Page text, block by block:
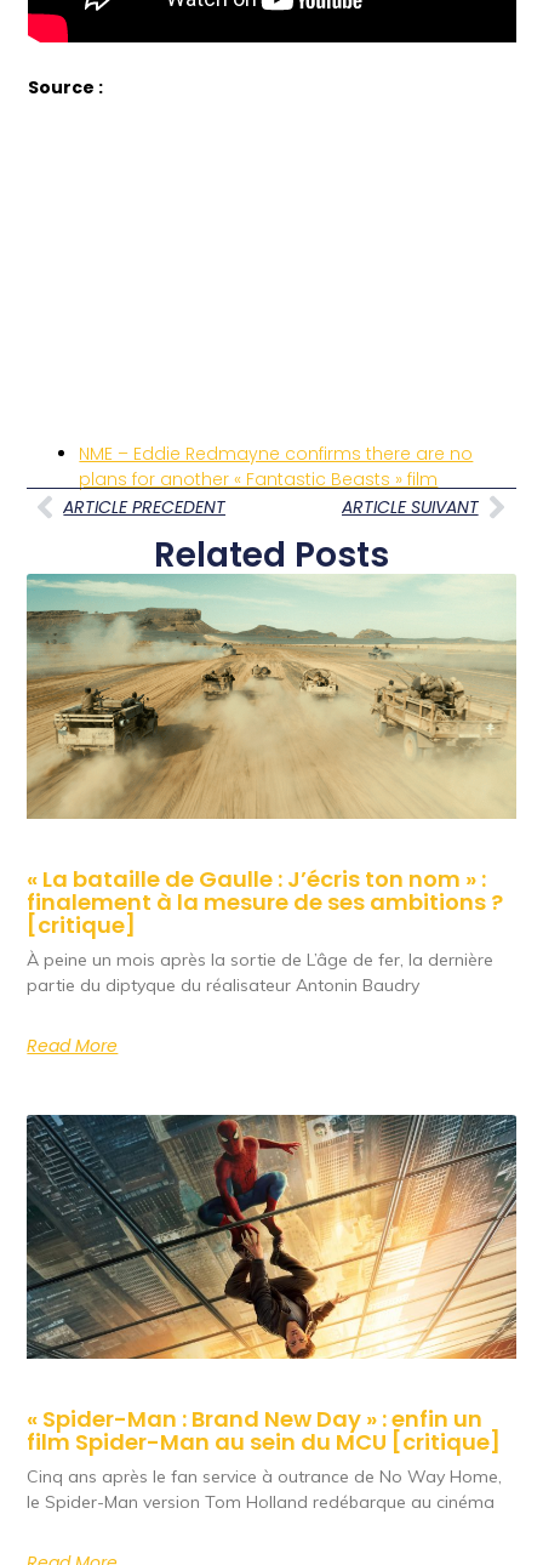
Source :
NME – Eddie Redmayne confirms there are no
plans for another « Fantastic Beasts » film
ARTICLE PRECEDENT
ARTICLE SUIVANT
Related Posts
« La bataille de Gaulle : J’écris ton nom » :
finalement à la mesure de ses ambitions ?
[critique]
À peine un mois après la sortie de L’âge de fer, la dernière
partie du diptyque du réalisateur Antonin Baudry
Read More
« Spider-Man : Brand New Day » : enfin un
film Spider-Man au sein du MCU [critique]
Cinq ans après le fan service à outrance de No Way Home,
le Spider-Man version Tom Holland redébarque au cinéma